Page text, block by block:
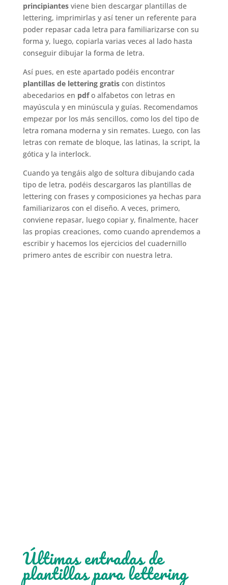
principiantesviene bien descargar plantillas de
lettering, imprimirlas y así tener un referente para
poder repasar cada letra para familiarizarse con su
forma y, luego, copiarla varias veces al lado hasta
conseguir dibujar la forma de letra.
Así pues, en este apartado podéis encontrar
plantillas de lettering gratiscon distintos
abecedarios en pdfo alfabetos con letras en
mayúscula y en minúscula y guías. Recomendamos
empezar por los más sencillos, como los del tipo de
letra romana moderna y sin remates. Luego, con las
letras con remate de bloque, las latinas, la script, la
gótica y la interlock.
Cuando ya tengáis algo de soltura dibujando cada
tipo de letra, podéis descargaros las plantillas de
lettering con frases y composiciones ya hechas para
familiarizaros con el diseño. A veces, primero,
conviene repasar, luego copiar y, finalmente, hacer
las propias creaciones, como cuando aprendemos a
escribir y hacemos los ejercicios del cuadernillo
primero antes de escribir con nuestra letra.
Últimas entradas de
plantillas para lettering